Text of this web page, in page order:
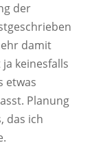
der
damit
keinesfalls
etwas
Planung
das ich